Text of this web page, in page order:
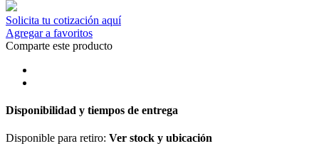
Solicita tu cotización aquí
Agregar a favoritos
Comparte este producto
Disponibilidad y tiempos de entrega
Disponible para retiro: Ver stock y ubicación